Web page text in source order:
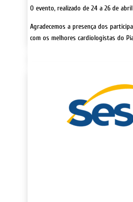
O evento, realizado de 24 a 26 de
Agradecemos a presença dos
com os melhores cardiologistas do